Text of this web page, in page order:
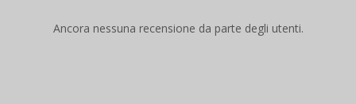
Ancora nessuna recensione da parte degli utenti.